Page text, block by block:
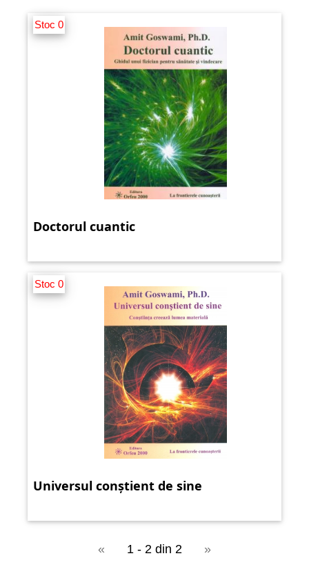
Stoc 0
Doctorul cuantic
Stoc 0
Universul conștient de sine
« 1 - 2 din 2 »